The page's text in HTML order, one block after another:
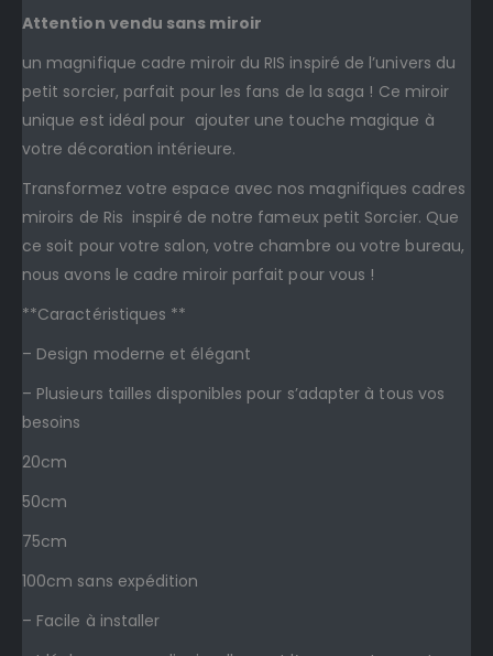
Attention vendu sans miroir
un magnifique cadre miroir du RIS inspiré de l’univers du
petit sorcier, parfait pour les fans de la saga ! Ce miroir
unique est idéal pour ajouter une touche magique à
votre décoration intérieure.
Transformez votre espace avec nos magnifiques cadres
miroirs de Ris inspiré de notre fameux petit Sorcier. Que
ce soit pour votre salon, votre chambre ou votre bureau,
nous avons le cadre miroir parfait pour vous !
**Caractéristiques **
– Design moderne et élégant
– Plusieurs tailles disponibles pour s’adapter à tous vos
besoins
20cm
50cm
75cm
100cm sans expédition
– Facile à installer